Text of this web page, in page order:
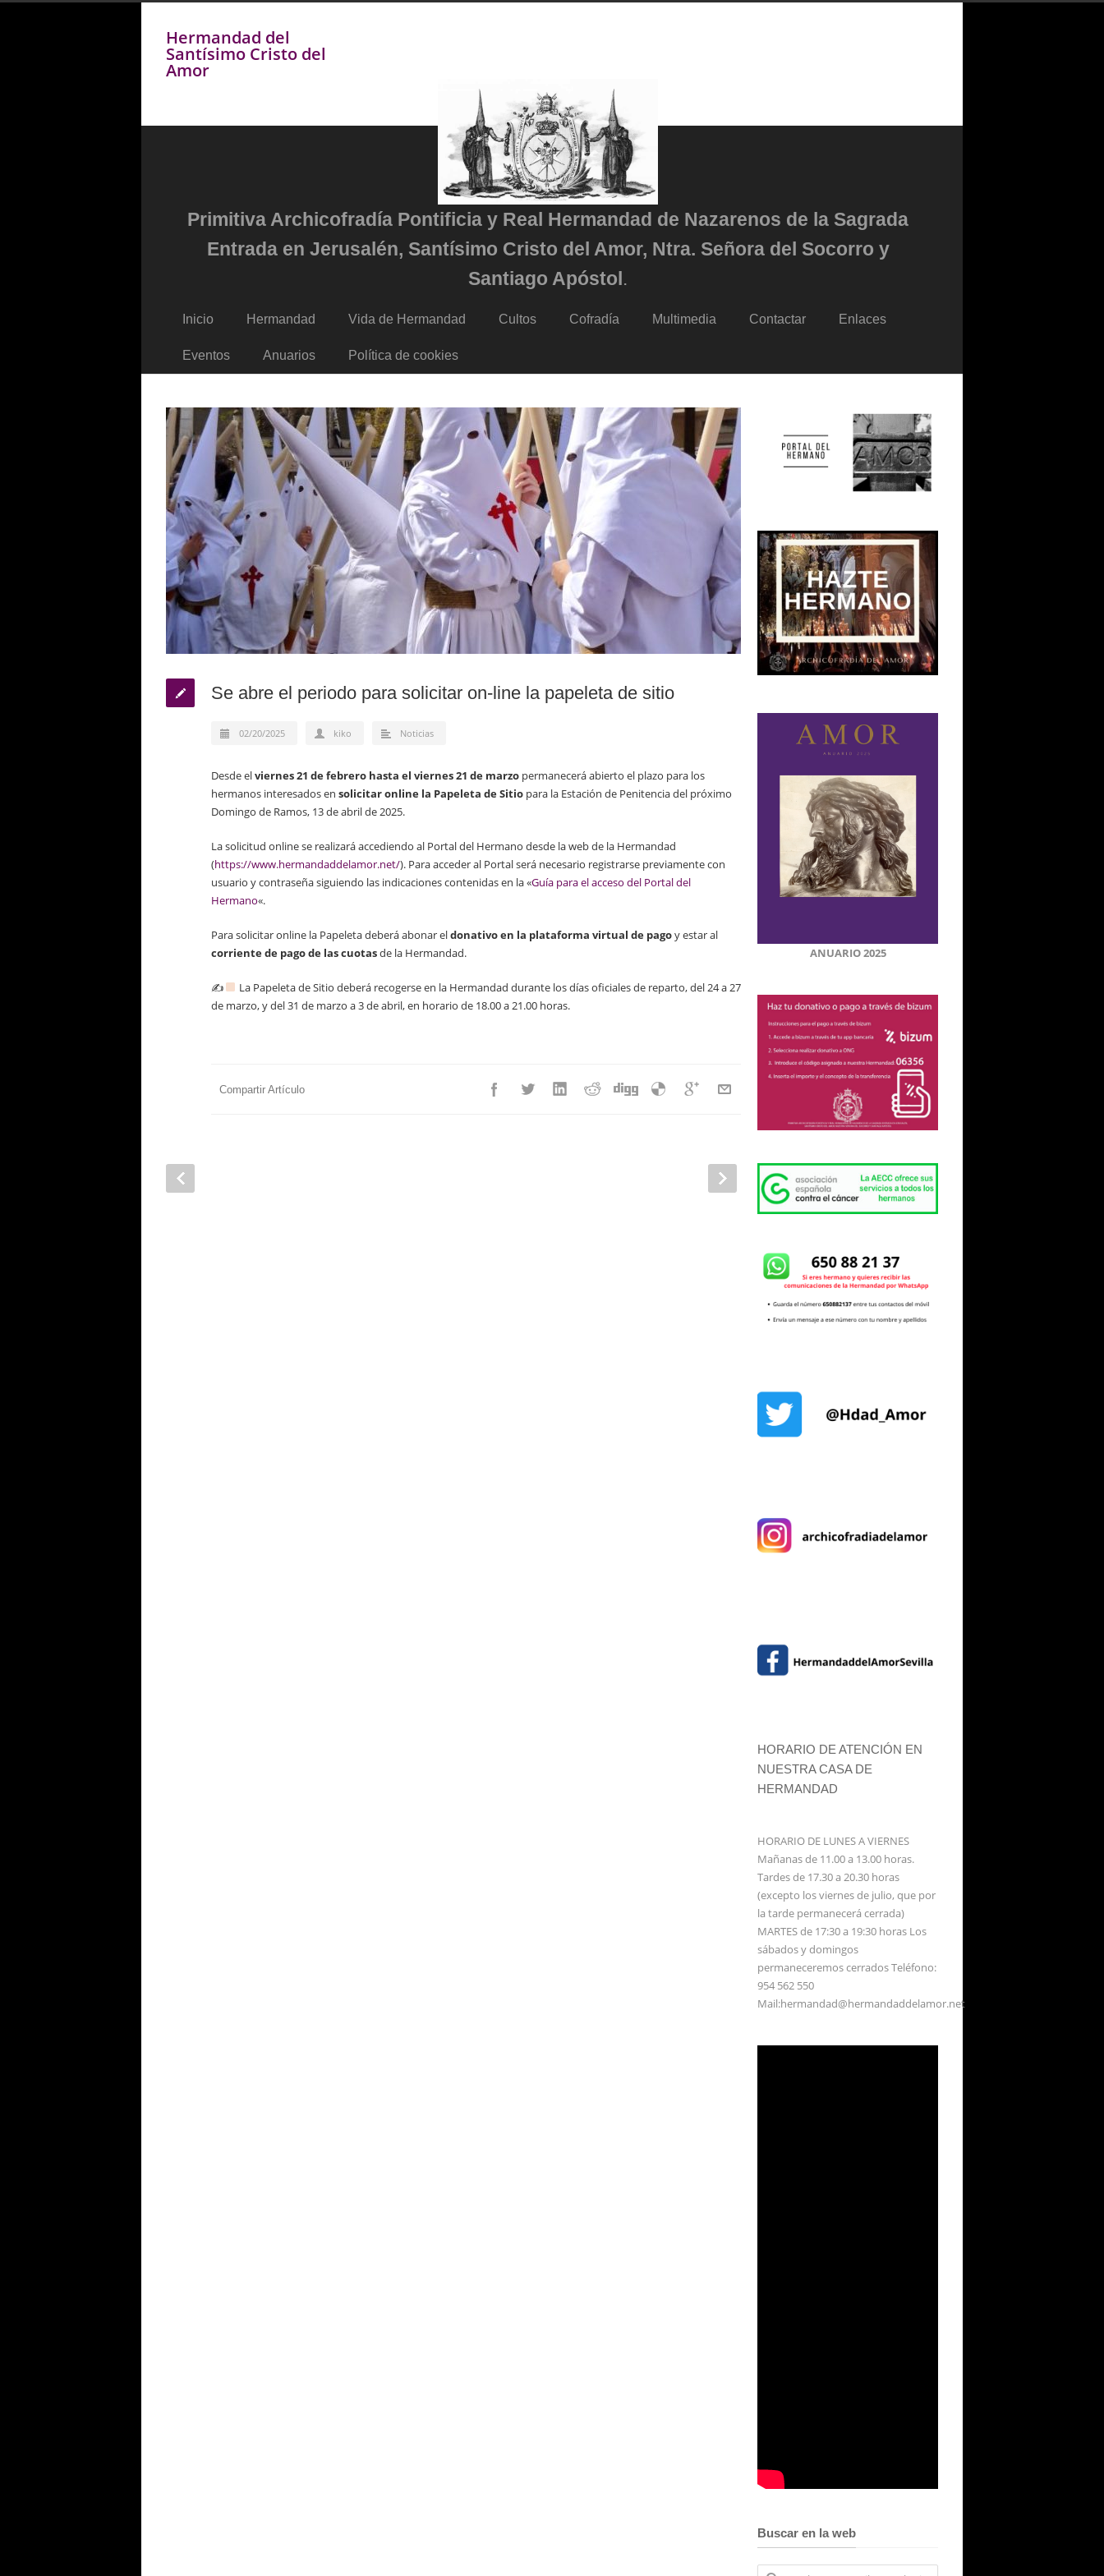
Hermandad del
Santísimo Cristo del
Amor
Primitiva Archicofradía Pontificia y Real Hermandad de Nazarenos de la Sagrada
Entrada en Jerusalén, Santísimo Cristo del Amor, Ntra. Señora del Socorro y
Santiago Apóstol.
Inicio Hermandad Vida de Hermandad Cultos Cofradía Multimedia Contactar Enlaces
Eventos Anuarios Política de cookies
Se abre el periodo para solicitar on-line la papeleta de sitio
02/20/2025 kiko Noticias
Desde elviernes 21 de febrero hasta el viernes 21 de marzo permanecerá abierto el plazo para los
hermanos interesados en solicitar online la Papeleta de Sitio para la Estación de Penitencia del próximo
Domingo de Ramos, 13 de abril de 2025.
La solicitud online se realizará accediendo al Portal del Hermano desde la web de la Hermandad
(https://www.hermandaddelamor.net/). Para acceder al Portal será necesario registrarse previamente con
usuario y contraseña siguiendo las indicaciones contenidas en la «Guía para el acceso del Portal del
Hermano«.
Para solicitar online la Papeleta deberá abonar eldonativo en la plataforma virtual de pagoy estar al
corriente de pago de las cuotasde la Hermandad.
✍
La Papeleta de Sitio deberá recogerse en la Hermandad durante los días oficiales de reparto, del 24 a 27
de marzo, y del 31 de marzo a 3 de abril, en horario de 18.00 a 21.00 horas.
Compartir Artículo
ANUARIO 2025
HORARIO DE ATENCIÓN EN
NUESTRA CASA DE
HERMANDAD
HORARIO DE LUNES A VIERNES
Mañanas de 11.00 a 13.00 horas.
Tardes de 17.30 a 20.30 horas
(excepto los viernes de julio, que por
la tarde permanecerá cerrada)
MARTES de 17:30 a 19:30 horas Los
sábados y domingos
permaneceremos cerrados Teléfono:
954 562 550
Mail:hermandad@hermandaddelamor.net
Buscar en la web